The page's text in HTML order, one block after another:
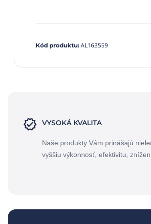
Kód produktu: AL163559
VYSOKÁ KVALITA
Naše produkty Vám prinášajú
vyššiu výkonnosť, efektivitu,